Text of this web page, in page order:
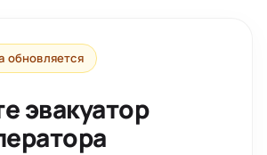
обновляется
эвакуатор